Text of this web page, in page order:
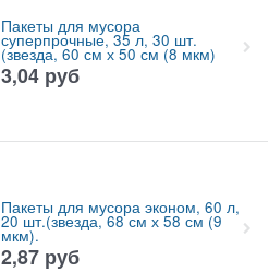
Пакеты для мусора
суперпрочные, 35 л, 30 шт.
(звезда, 60 см х 50 см (8 мкм)
3,04 руб
Пакеты для мусора эконом, 60 л,
20 шт.(звезда, 68 см х 58 см (9
мкм).
2,87 руб